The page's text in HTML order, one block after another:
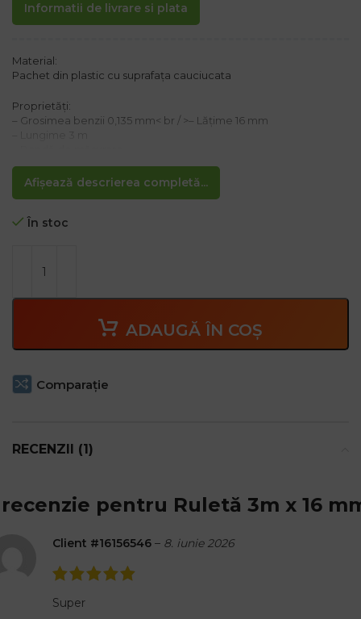
Informatii de livrare si plata
Afișează descrierea completă...
Material:
Pachet din plastic cu suprafața cauciucata
Proprietăți:
– Grosimea benzii 0,135 mm< br / >– Lățime 16 mm
În stoc
ADAUGĂ ÎN COȘ
Comparaţie
RECENZII (1)
recenzie pentru Ruletă 3m x 16
Client #16156546 – 8. iunie 2026
Super